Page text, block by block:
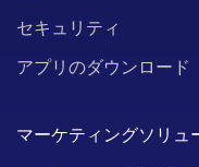
セキュリティ
アプリのダウンロード
マーケティングソリュ